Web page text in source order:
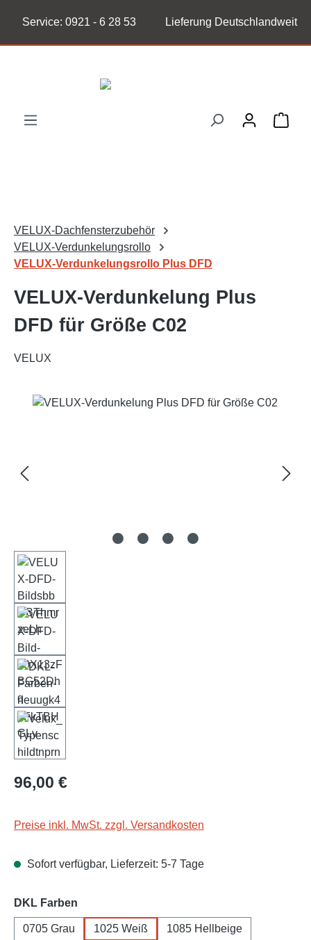
Zum Hauptinhalt springen
Service: 0921 - 6 28 53 Lieferung Deutschlandweit
VELUX-Dachfensterzubehör
VELUX-Verdunkelungsrollo
VELUX-Verdunkelungsrollo Plus DFD
VELUX-Verdunkelung Plus
DFD für Größe C02
VELUX
Bildergalerie überspringen
Regulärer Preis:
96,00 €
Preise inkl. MwSt. zzgl. Versandkosten
Sofort verfügbar, Lieferzeit: 5-7 Tage
DKL Farben
0705 Grau 1025 Weiß
1085 Hellbeige